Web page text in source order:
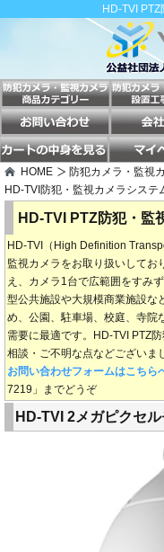
HD-TVI
HOME
防犯カメラ・監視
HD-TVI防犯・監視カメラシステ
HD-TVI PTZ防犯・監
HD-TVI（High Definition
監視カメラをお取り扱いしてお
え、カメラ1台で広範囲をすみ
型公共施設や大規模商業施設な
め、公園、駐車場、校庭、寺院
需要に最適です。HD-TVI PTZ
相談・ご不明な点などございま
お問い合わせフォームはこちら
7219」までどうぞ
HD-TVI 2メガピクセ